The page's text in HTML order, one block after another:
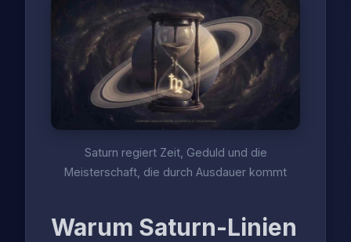
Saturn regiert Zeit, Geduld und die
Meisterschaft, die durch Ausdauer kommt
Warum Saturn-Linien